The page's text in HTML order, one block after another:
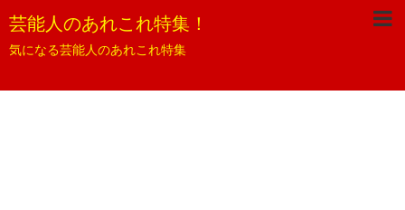
芸能人のあれこれ特集！
気になる芸能人のあれこれ特集